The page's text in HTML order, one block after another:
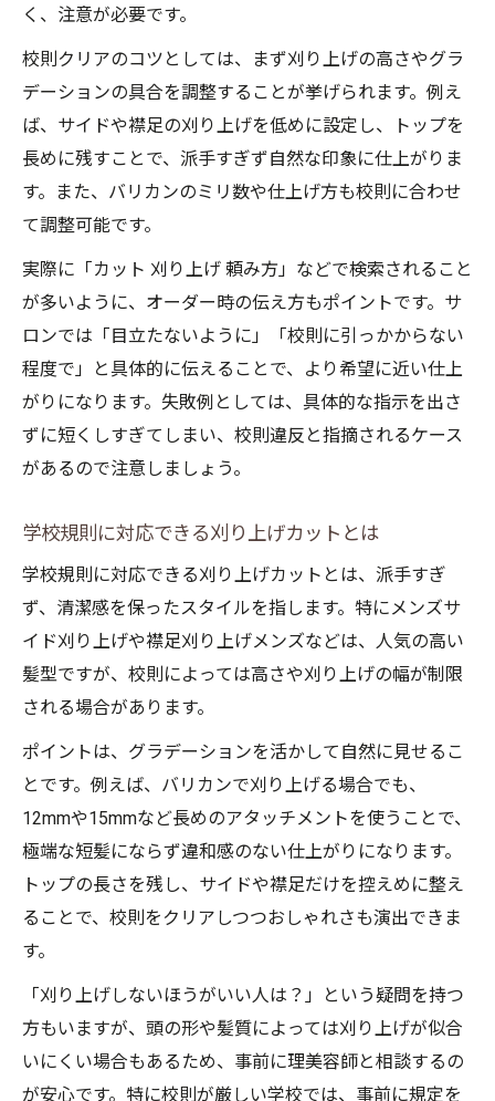
く、注意が必要です。
校則クリアのコツとしては、まず刈り上げの高さやグラ
デーションの具合を調整することが挙げられます。例え
ば、サイドや襟足の刈り上げを低めに設定し、トップを
長めに残すことで、派手すぎず自然な印象に仕上がりま
す。また、バリカンのミリ数や仕上げ方も校則に合わせ
て調整可能です。
実際に「カット 刈り上げ 頼み方」などで検索されること
が多いように、オーダー時の伝え方もポイントです。サ
ロンでは「目立たないように」「校則に引っかからない
程度で」と具体的に伝えることで、より希望に近い仕上
がりになります。失敗例としては、具体的な指示を出さ
ずに短くしすぎてしまい、校則違反と指摘されるケース
があるので注意しましょう。
学校規則に対応できる刈り上げカットとは
学校規則に対応できる刈り上げカットとは、派手すぎ
ず、清潔感を保ったスタイルを指します。特にメンズサ
イド刈り上げや襟足刈り上げメンズなどは、人気の高い
髪型ですが、校則によっては高さや刈り上げの幅が制限
される場合があります。
ポイントは、グラデーションを活かして自然に見せるこ
とです。例えば、バリカンで刈り上げる場合でも、
12mmや15mmなど長めのアタッチメントを使うことで、
極端な短髪にならず違和感のない仕上がりになります。
トップの長さを残し、サイドや襟足だけを控えめに整え
ることで、校則をクリアしつつおしゃれさも演出できま
す。
「刈り上げしないほうがいい人は？」という疑問を持つ
方もいますが、頭の形や髪質によっては刈り上げが似合
いにくい場合もあるため、事前に理美容師と相談するの
が安心です。特に校則が厳しい学校では、事前に規定を